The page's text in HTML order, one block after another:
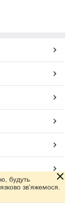
будуть
зв'яжемося.